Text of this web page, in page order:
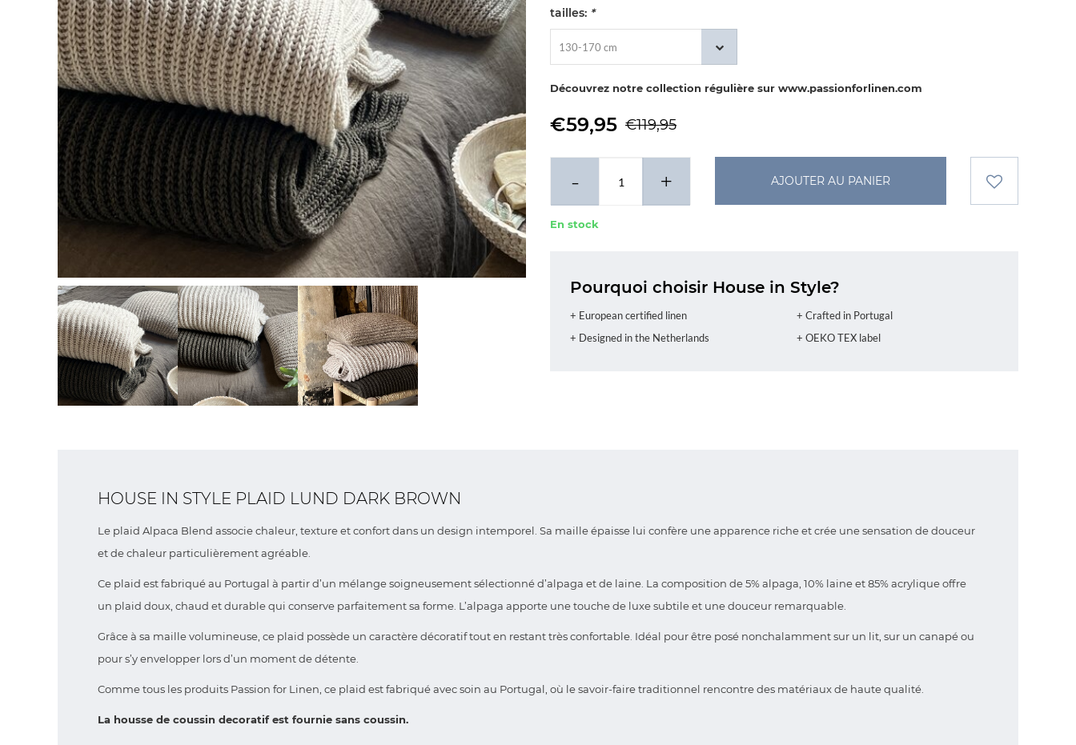
tailles: *
130-170 cm
Découvrez notre collection régulière sur www.passionforlinen.com
€59,95 €119,95
- + AJOUTER AU PANIER
En stock
Pourquoi choisir House in Style?
+ European certified linen
+ Crafted in Portugal
+ Designed in the Netherlands
+ OEKO TEX label
HOUSE IN STYLE PLAID LUND DARK BROWN
Le plaid Alpaca Blend associe chaleur, texture et confort dans un design intemporel. Sa maille épaisse lui confère une apparence riche et crée une sensation de douceur
et de chaleur particulièrement agréable.
Ce plaid est fabriqué au Portugal à partir d’un mélange soigneusement sélectionné d’alpaga et de laine. La composition de 5% alpaga, 10% laine et 85% acrylique offre
un plaid doux, chaud et durable qui conserve parfaitement sa forme. L’alpaga apporte une touche de luxe subtile et une douceur remarquable.
Grâce à sa maille volumineuse, ce plaid possède un caractère décoratif tout en restant très confortable. Idéal pour être posé nonchalamment sur un lit, sur un canapé ou
pour s’y envelopper lors d’un moment de détente.
Comme tous les produits Passion for Linen, ce plaid est fabriqué avec soin au Portugal, où le savoir-faire traditionnel rencontre des matériaux de haute qualité.
La housse de coussin decoratif est fournie sans coussin.